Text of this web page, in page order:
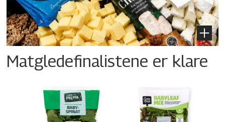
Matgledefinalistene er klare